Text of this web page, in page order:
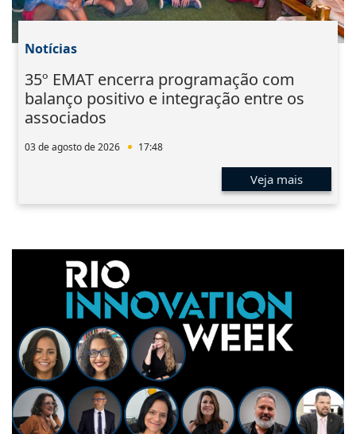
Notícias
35º EMAT encerra programação com
balanço positivo e integração entre os
associados
03 de agosto de 2026 17:48
Veja mais